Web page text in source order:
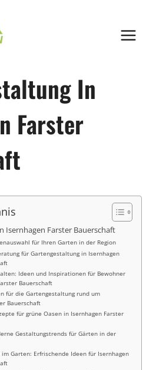
In
Farster
Isernhagen Farster Bauerschaft
für Ihren Garten in der Region
für Gartengestaltung in Isernhagen
Ideen und Inspirationen für Bewohner
Bauerschaft
für die Gartengestaltung rund um
Bauerschaft
für grüne Oasen in Isernhagen Farster
Gestaltungstrends für Gärten in der
Garten: Erfrischende Ideen für Isernhagen